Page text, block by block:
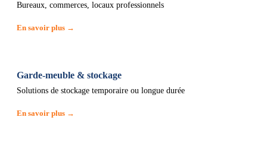
Bureaux, commerces, locaux professionnels
En savoir plus →
Garde-meuble & stockage
Solutions de stockage temporaire ou longue durée
En savoir plus →